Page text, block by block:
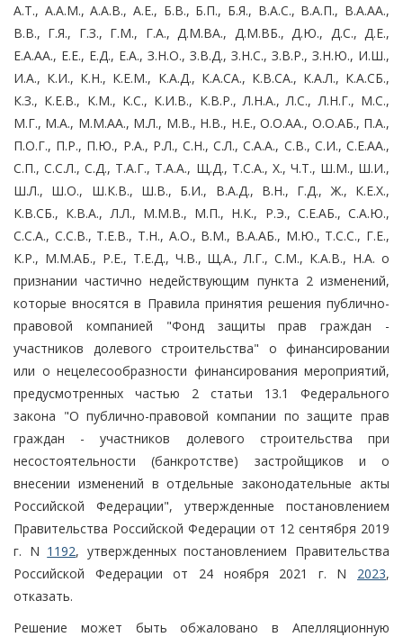
А.Т., А.А.М., А.А.В., А.Е., Б.В., Б.П., Б.Я., В.А.С., В.А.П., В.А.АА.,
В.В., Г.Я., Г.З., Г.М., Г.А., Д.М.ВА., Д.М.ВБ., Д.Ю., Д.С., Д.Е.,
Е.А.АА., Е.Е., Е.Д., Е.А., З.Н.О., З.В.Д., З.Н.С., З.В.Р., З.Н.Ю., И.Ш.,
И.А., К.И., К.Н., К.Е.М., К.А.Д., К.А.СА., К.В.СА., К.А.Л., К.А.СБ.,
К.З., К.Е.В., К.М., К.С., К.И.В., К.В.Р., Л.Н.А., Л.С., Л.Н.Г., М.С.,
М.Г., М.А., М.М.АА., М.Л., М.В., Н.В., Н.Е., О.О.АА., О.О.АБ., П.А.,
П.О.Г., П.Р., П.Ю., Р.А., Р.Л., С.Н., С.Л., С.А.А., С.В., С.И., С.Е.АА.,
С.П., С.С.Л., С.Д., Т.А.Г., Т.А.А., Щ.Д., Т.С.А., Х., Ч.Т., Ш.М., Ш.И.,
Ш.Л., Ш.О., Ш.К.В., Ш.В., Б.И., В.А.Д., В.Н., Г.Д., Ж., К.Е.Х.,
К.В.СБ., К.В.А., Л.Л., М.М.В., М.П., Н.К., Р.Э., С.Е.АБ., С.А.Ю.,
С.С.А., С.С.В., Т.Е.В., Т.Н., А.О., В.М., В.А.АБ., М.Ю., Т.С.С., Г.Е.,
К.Р., М.М.АБ., Р.Е., Т.Е.Д., Ч.В., Щ.А., Л.Г., С.М., К.А.В., Н.А. о
признании частично недействующим пункта 2 изменений,
которые вносятся в Правила принятия решения публично-
правовой компанией "Фонд защиты прав граждан -
участников долевого строительства" о финансировании
или о нецелесообразности финансирования мероприятий,
предусмотренных частью 2 статьи 13.1 Федерального
закона "О публично-правовой компании по защите прав
граждан - участников долевого строительства при
несостоятельности (банкротстве) застройщиков и о
внесении изменений в отдельные законодательные акты
Российской Федерации", утвержденные постановлением
Правительства Российской Федерации от 12 сентября 2019
г. N 1192, утвержденных постановлением Правительства
Российской Федерации от 24 ноября 2021 г. N 2023,
отказать.
Решение может быть обжаловано в Апелляционную